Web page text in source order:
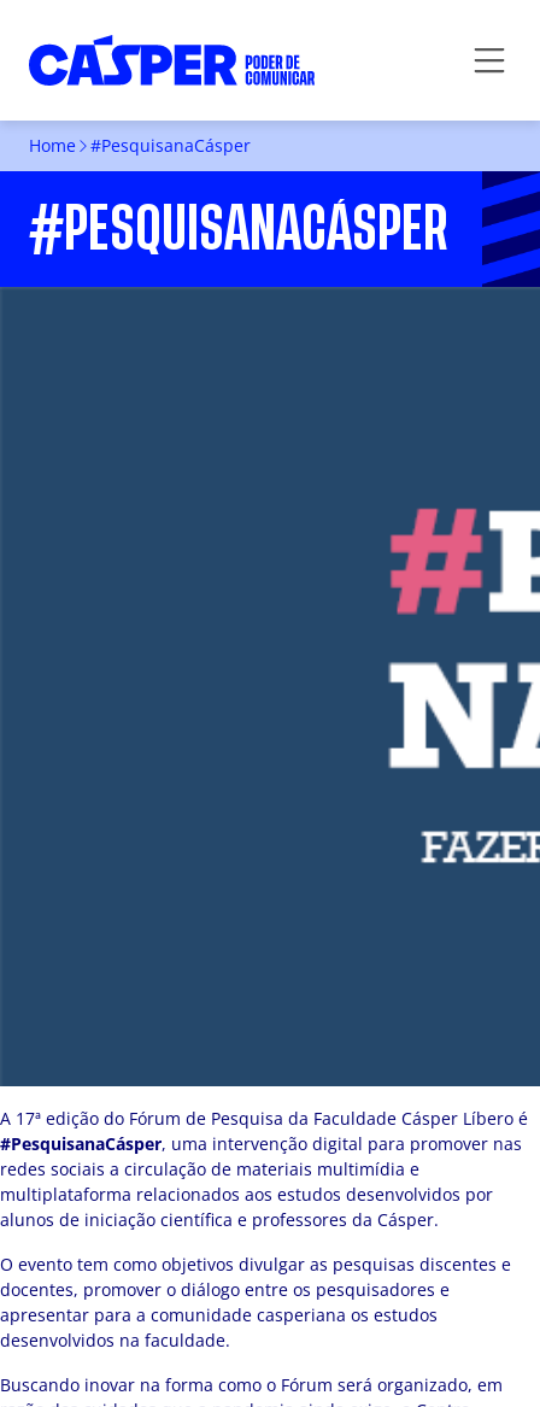
Home #PesquisanaCásper
#PESQUISANACÁSPER
A 17ª edição do Fórum de Pesquisa da Faculdade Cásper Líbero é
#PesquisanaCásper, uma intervenção digital para promover nas
redes sociais a circulação de materiais multimídia e
multiplataforma relacionados aos estudos desenvolvidos por
alunos de iniciação científica e professores da Cásper.
O evento tem como objetivos divulgar as pesquisas discentes e
docentes, promover o diálogo entre os pesquisadores e
apresentar para a comunidade casperiana os estudos
desenvolvidos na faculdade.
Buscando inovar na forma como o Fórum será organizado, em